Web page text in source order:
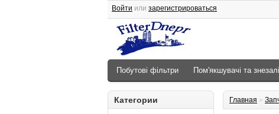
Войти или зарегистрироваться
Побутові фільтри Пом'якшувачі та
Категории Главная »